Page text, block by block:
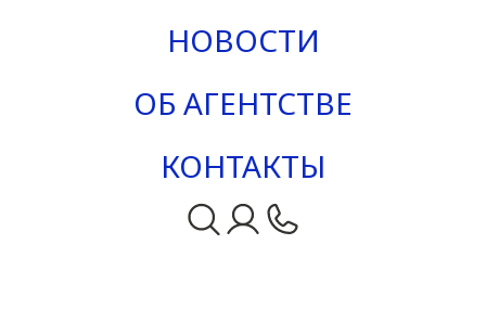
НОВОСТИ
ОБ АГЕНТСТВЕ
КОНТАКТЫ